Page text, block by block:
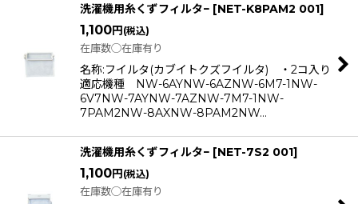
洗濯機用糸くずフィルタ− [NET-K8PAM2 001]
1,100円 (税込)
在庫数◯在庫有り
名称:フイルタ(カブイトクズフイルタ) ・2コ入り
適応機種 NW-6AYNW-6AZNW-6M7-1NW-
6V7NW-7AYNW-7AZNW-7M7-1NW-
7PAM2NW-8AXNW-8PAM2NW…
洗濯機用糸くずフィルタ− [NET-7S2 001]
1,100円 (税込)
在庫数◯在庫有り